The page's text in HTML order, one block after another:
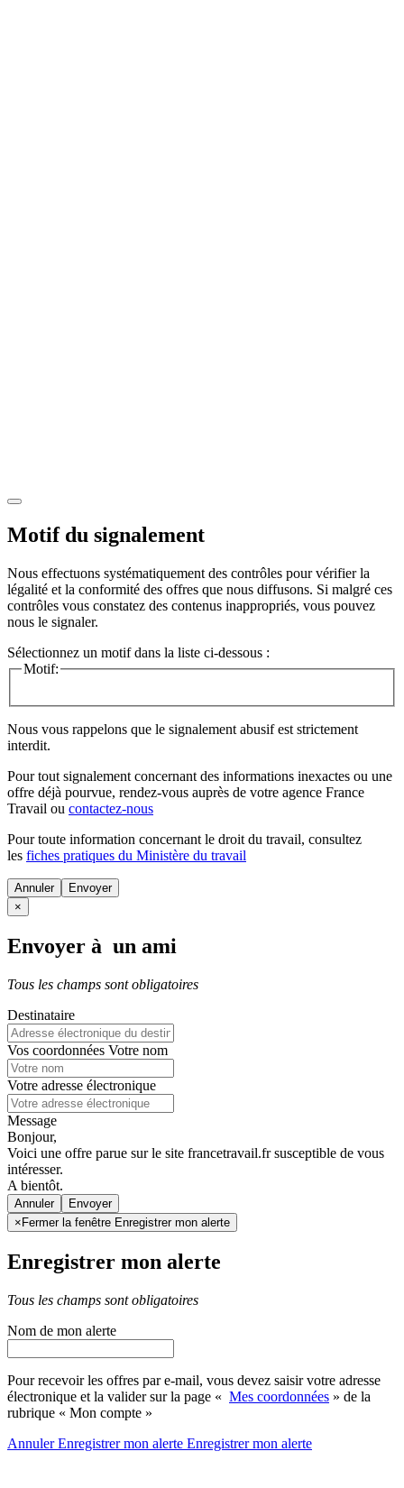
Motif du signalement
Nous effectuons systématiquement des contrôles pour vérifier la
légalité et la conformité des offres que nous diffusons. Si malgré ces
contrôles vous constatez des contenus inappropriés, vous pouvez
nous le signaler.
Sélectionnez un motif dans la liste ci-dessous :
Motif:
Nous vous rappelons que le signalement abusif est strictement
interdit.
Pour tout signalement concernant des informations inexactes ou une
offre déjà pourvue, rendez-vous auprès de votre agence France
Travail ou contactez-nous
Pour toute information concernant le droit du travail, consultez
les fiches pratiques du Ministère du travail
Annuler
×
Envoyer à un ami
Tous les champs sont obligatoires
Destinataire
Vos coordonnées Votre nom
Votre adresse électronique
Message
Bonjour,
Voici une offre parue sur le site francetravail.fr susceptible de vous
intéresser.
A bientôt.
Annuler
× Fermer la fenêtre Enregistrer mon alerte
Enregistrer mon alerte
Tous les champs sont obligatoires
Nom de mon alerte
Pour recevoir les offres par e-mail, vous devez saisir votre adresse
électronique et la valider sur la page « Mes coordonnées » de la
rubrique « Mon compte »
AnnulerEnregistrer mon alerte Enregistrermon alerte